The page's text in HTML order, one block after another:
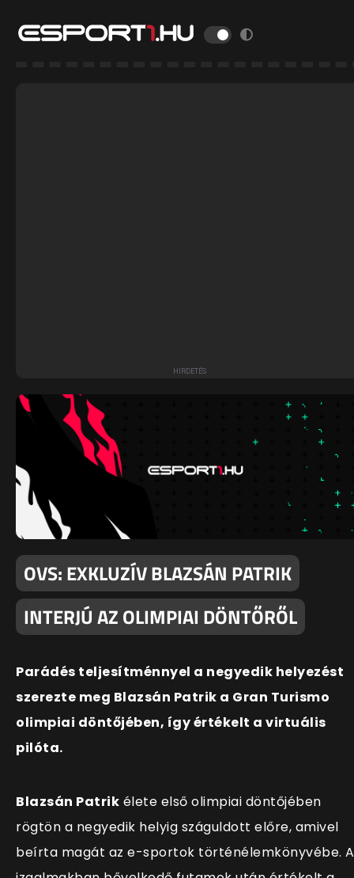
OVS: EXKLUZÍV BLAZSÁN PATRIK
INTERJÚ AZ OLIMPIAI DÖNTŐRŐL
Parádés teljesítménnyel a negyedik helyezést
szerezte meg Blazsán Patrik a Gran Turismo
olimpiai döntőjében, így értékelt a virtuális
pilóta.
Blazsán Patrik élete első olimpiai döntőjében
rögtön a negyedik helyig száguldott előre, amivel
beírta magát az e-sportok történélemkönyvébe.